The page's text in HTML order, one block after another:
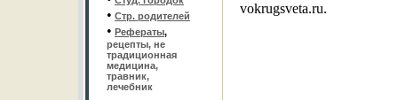
• Стр. родителей
• Рефераты,
рецепты, не
традиционная
медицина,
травник,
лечебник
vokrugsveta.ru.